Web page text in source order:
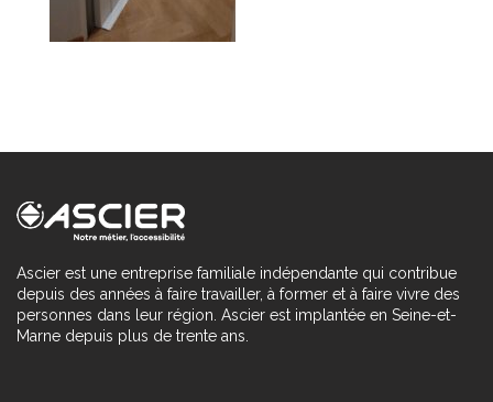
Ascier est une entreprise familiale indépendante qui contribue
depuis des années à faire travailler, à former et à faire vivre des
personnes dans leur région. Ascier est implantée en Seine-et-
Marne depuis plus de trente ans.